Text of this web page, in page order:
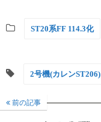
ST20系FF 114.3化
2号機(カレンST206)
前の記事